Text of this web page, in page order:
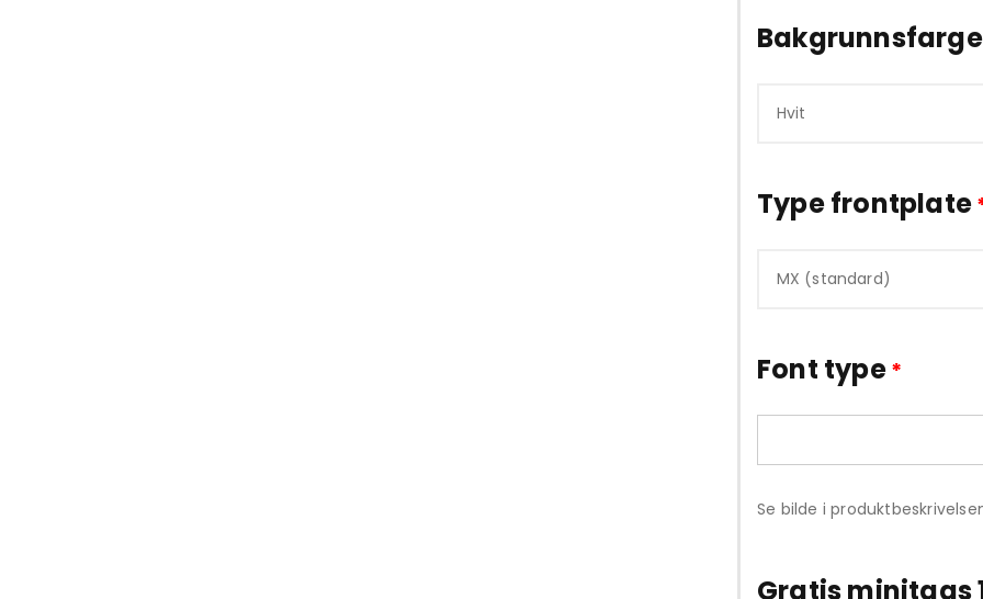
Type frontplate
Font type*
Se bilde i
Gratis minitags